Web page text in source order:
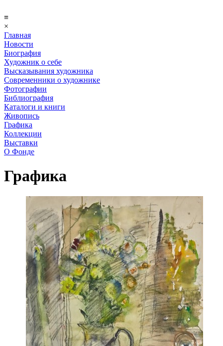
≡
×
Главная
Новости
Биография
Художник о себе
Выcказывания художника
Современники о художнике
Фотографии
Библиография
Каталоги и книги
Живопись
Графика
Коллекции
Выставки
О Фонде
Графика